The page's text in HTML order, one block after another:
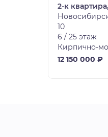
2-к
10
6 / 25 этаж
Кирпично-
12 150 000 ₽